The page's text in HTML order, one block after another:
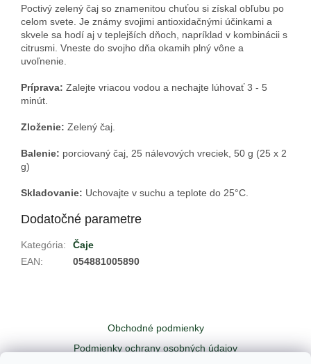
Poctivý zelený čaj so znamenitou chuťou si získal obľubu po
celom svete. Je známy svojimi antioxidačnými účinkami a
skvele sa hodí aj v teplejších dňoch, napríklad v kombinácii s
citrusmi. Vneste do svojho dňa okamih plný vône a
uvoľnenie.
Príprava: Zalejte vriacou vodou a nechajte lúhovať 3 - 5
minút.
Zloženie: Zelený čaj.
Balenie: porciovaný čaj, 25 nálevových vreciek, 50 g (25 x 2
g)
Skladovanie: Uchovajte v suchu a teplote do 25°C.
Dodatočné parametre
Kategória:
Čaje
EAN: 054881005890
ä
Obchodné podmienky
Podmienky ochrany osobných údajov